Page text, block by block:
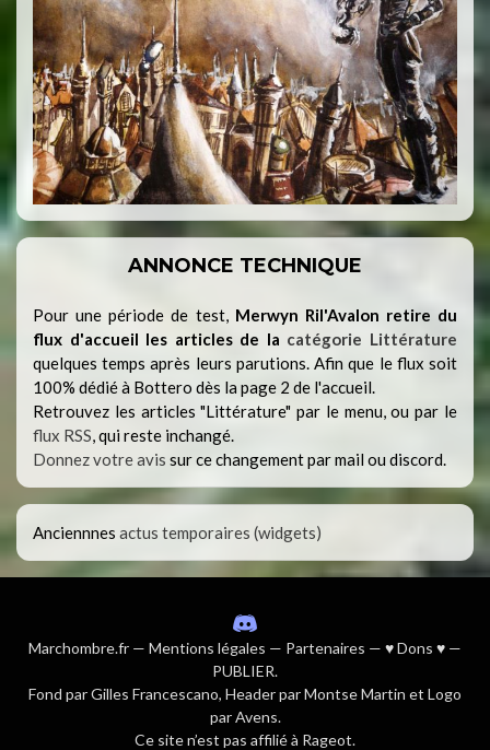
ANNONCE TECHNIQUE
Pour une période de test,Merwyn Ril'Avalon retire du
flux d'accueil les articles de la catégorie Littérature
quelques temps après leurs parutions. Afin que le flux soit
100% dédié à Bottero dès la page 2 de l'accueil.
Retrouvez les articles "Littérature" par le menu, ou par le
flux RSS, qui reste inchangé.
Donnez votre avis sur ce changement par mail ou discord.
Anciennnes actus temporaires (widgets)
Marchombre.fr — Mentions légales — Partenaires — ♥ Dons ♥ —
PUBLIER.
Fond parGilles Francescano, Header par Montse Martin et Logo
par Avens.
Ce site n’est pas affilié à Rageot.